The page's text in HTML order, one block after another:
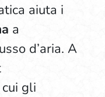
aiuta i
a
d’aria. A
gli